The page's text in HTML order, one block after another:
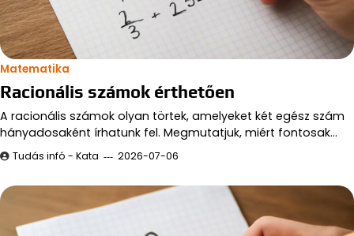
Matematika
Racionális számok érthetően
A racionális számok olyan törtek, amelyeket két egész szám
hányadosaként írhatunk fel. Megmutatjuk, miért fontosak…
Tudás infó - Kata 2026-07-06